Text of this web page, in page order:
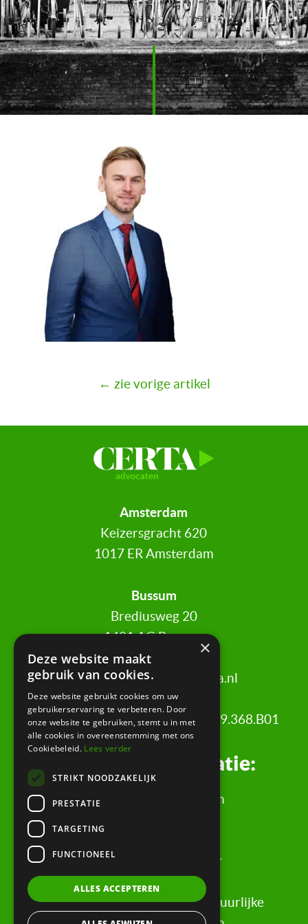
← zie vorige artikel
Amsterdam
Keizersgracht 620
1017 ER Amsterdam
Bussum
Brediusweg 20
1401 AG Bussum
020 521 6699 | info@certa.nl
KvK: 34342484 | BTW nr: 8208.79.368.B01
Juridische informatie:
Algemene Voorwaarden
Rechtsgebiedenregister
Evaluatieformulier
Rechten & informatie voor natuurlijke
×
Deze website maakt
gebruik van cookies.
Deze website gebruikt cookies om uw
gebruikerservaring te verbeteren. Door
onze website te gebruiken, stemt u in met
alle cookies in overeenstemming met ons
Cookiebeleid. Lees verder
STRIKT NOODZAKELIJK
PRESTATIE
TARGETING
FUNCTIONEEL
ALLES ACCEPTEREN